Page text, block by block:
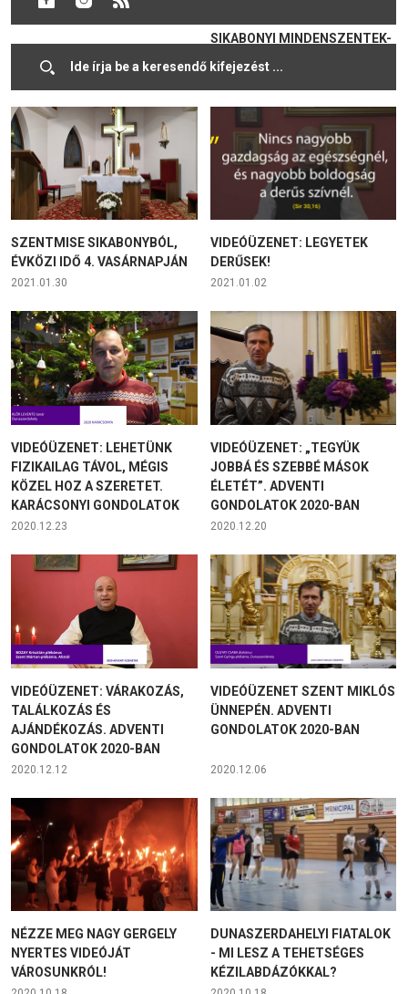
2021.02.11
SIKABONYI MINDENSZENTEK-
2021.02.02
SZENTMISE SIKABONYBÓL,
ÉVKÖZI IDŐ 4. VASÁRNAPJÁN
2021.01.30
VIDEÓÜZENET: LEGYETEK
DERŰSEK!
2021.01.02
VIDEÓÜZENET: LEHETÜNK
FIZIKAILAG TÁVOL, MÉGIS
KÖZEL HOZ A SZERETET.
KARÁCSONYI GONDOLATOK
2020.12.23
VIDEÓÜZENET: „TEGYÜK
JOBBÁ ÉS SZEBBÉ MÁSOK
ÉLETÉT”. ADVENTI
GONDOLATOK 2020-BAN
2020.12.20
VIDEÓÜZENET: VÁRAKOZÁS,
TALÁLKOZÁS ÉS
AJÁNDÉKOZÁS. ADVENTI
GONDOLATOK 2020-BAN
2020.12.12
VIDEÓÜZENET SZENT MIKLÓS
ÜNNEPÉN. ADVENTI
GONDOLATOK 2020-BAN
2020.12.06
NÉZZE MEG NAGY GERGELY
NYERTES VIDEÓJÁT
VÁROSUNKRÓL!
DUNASZERDAHELYI FIATALOK
- MI LESZ A TEHETSÉGES
KÉZILABDÁZÓKKAL?